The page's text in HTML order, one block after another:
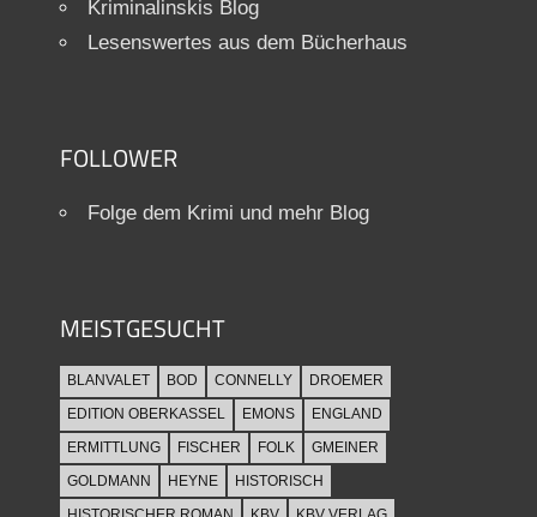
Kriminalinskis Blog
Lesenswertes aus dem Bücherhaus
FOLLOWER
Folge dem Krimi und mehr Blog
MEISTGESUCHT
BLANVALET BOD CONNELLY
DROEMER
EDITION OBERKASSEL
EMONS
ENGLAND
ERMITTLUNG
FISCHER FOLK
GMEINER
GOLDMANN
HEYNE
HISTORISCH